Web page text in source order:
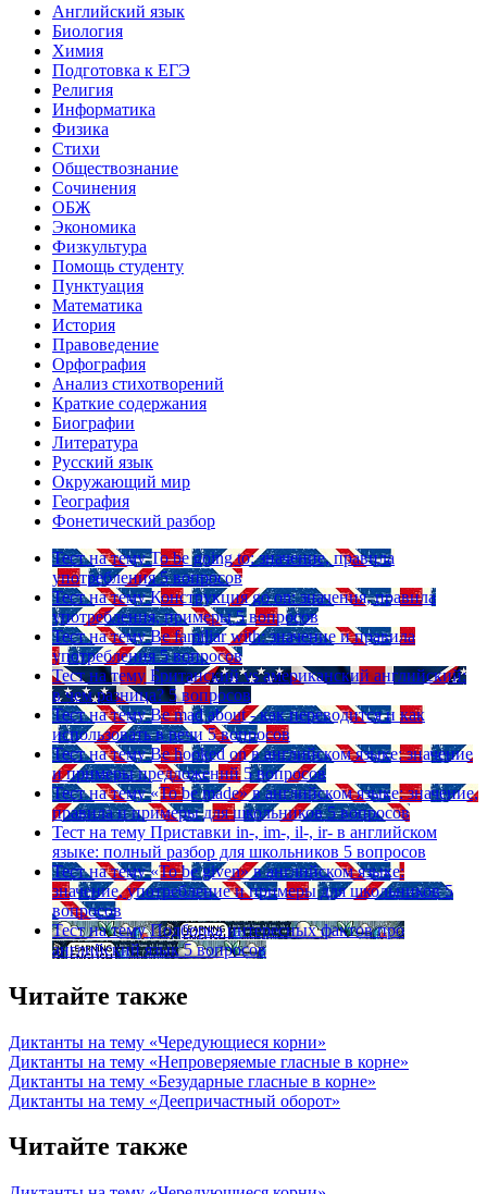
Английский язык
Биология
Химия
Подготовка к ЕГЭ
Религия
Информатика
Физика
Стихи
Обществознание
Сочинения
ОБЖ
Экономика
Физкультура
Помощь студенту
Пунктуация
Математика
История
Правоведение
Орфография
Анализ стихотворений
Краткие содержания
Биографии
Литература
Русский язык
Окружающий мир
География
Фонетический разбор
Тест на тему To be going to: значение, правила
употребления 5 вопросов
Тест на тему Конструкция go on: значения, правила
употребления, примеры 5 вопросов
Тест на тему Be familiar with: значение и правила
употребления 5 вопросов
Тест на тему Британский vs американский английский:
в чем разница? 5 вопросов
Тест на тему Be mad about - как переводится и как
использовать в речи 5 вопросов
Тест на тему Be hooked on в английском языке: значение
и примеры предложений 5 вопросов
Тест на тему «To be made» в английском языке: значение,
правила и примеры для школьников 5 вопросов
Тест на тему Приставки in-, im-, il-, ir- в английском
языке: полный разбор для школьников 5 вопросов
Тест на тему «To be given» в английском языке:
значение, употребление и примеры для школьников 5
вопросов
Тест на тему Подборка интересных фактов про
английский язык 5 вопросов
Читайте также
Диктанты на тему «Чередующиеся корни»
Диктанты на тему «Непроверяемые гласные в корне»
Диктанты на тему «Безударные гласные в корне»
Диктанты на тему «Деепричастный оборот»
Читайте также